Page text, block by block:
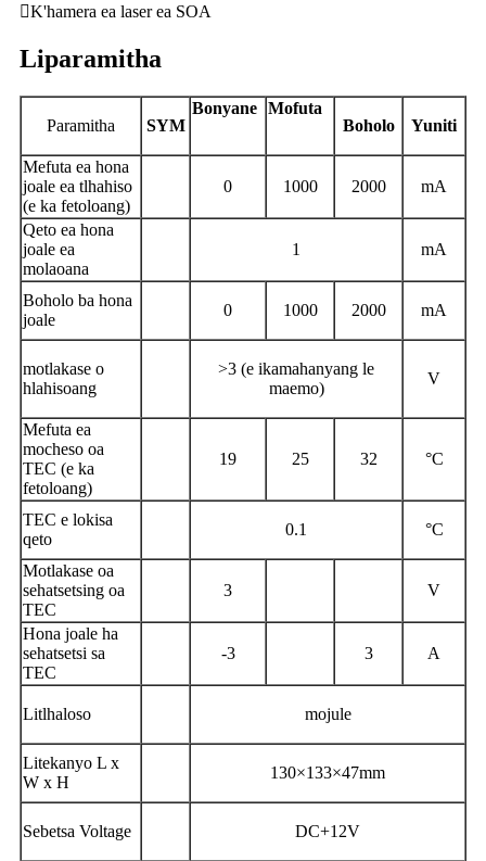
K'hamera ea laser ea SOA
Liparamitha
Paramitha SYM
Bonyane Mofuta
Boholo
Yuniti
Mefuta ea hona
joale ea tlhahiso
(e ka fetoloang)
0 1000 2000 mA
Qeto ea hona
joale ea
molaoana
1 mA
Boholo ba hona
joale
0 1000 2000 mA
motlakase o
hlahisoang
>3 (e ikamahanyang le
maemo)
V
Mefuta ea
mocheso oa
TEC (e ka
fetoloang)
19 25 32 °C
TEC e lokisa
qeto
0.1 °C
Motlakase oa
sehatsetsing oa
TEC
3 V
Hona joale ha
sehatsetsi sa
TEC
-3 3 A
Litlhaloso mojule
Litekanyo L x
W x H
130×133×47mm
Sebetsa Voltage DC+12V